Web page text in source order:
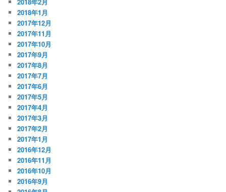
2018年1月
2017年12月
2017年11月
2017年10月
2017年9月
2017年8月
2017年7月
2017年6月
2017年5月
2017年4月
2017年3月
2017年2月
2017年1月
2016年12月
2016年11月
2016年10月
2016年9月